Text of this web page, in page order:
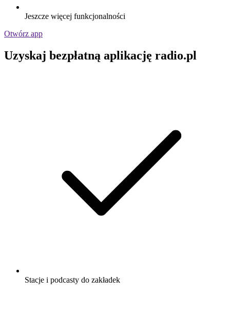
Jeszcze więcej funkcjonalności
Otwórz app
Uzyskaj bezpłatną aplikację radio.pl
Stacje i podcasty do zakładek